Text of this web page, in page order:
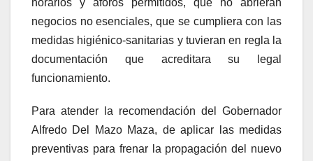
horarios y aforos permitidos, que no abrieran
negocios no esenciales, que se cumpliera con las
medidas higiénico-sanitarias y tuvieran en regla la
documentación que acreditara su legal
funcionamiento.
Para atender la recomendación del Gobernador
Alfredo Del Mazo Maza, de aplicar las medidas
preventivas para frenar la propagación del nuevo